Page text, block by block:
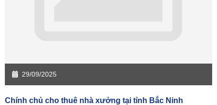
29/09/2025
Chính chủ cho thuê nhà xưởng tại tỉnh Bắc Ninh